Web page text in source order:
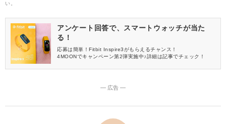
い。
アンケート回答で、スマートウォッチが当た
る！
応募は簡単！Fitbit Inspire3がもらえるチャンス！
4MOONでキャンペーン第2弾実施中♪詳細は記事でチェック！
― 広告 ―